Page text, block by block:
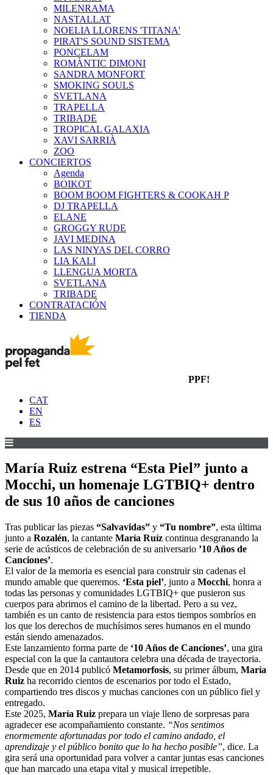
MILENRAMA
NASTALLAT
NOELIA LLORENS 'TITANA'
PIRAT'S SOUND SISTEMA
PONCELAM
ROMÀNTIC DIMONI
SANDRA MONFORT
SMOKING SOULS
SVETLANA
TRAPELLA
TRIBADE
TROPICAL GALAXIA
XAVI SARRIÀ
ZOO
CONCIERTOS
Agenda
BOIKOT
BOOM BOOM FIGHTERS & COOKAH P
DJ TRAPELLA
ELANE
GROGGY RUDE
JAVI MEDINA
LAS NINYAS DEL CORRO
LIA KALI
LLENGUA MORTA
SVETLANA
TRIBADE
CONTRATACIÓN
TIENDA
PPF!
CAT
EN
ES
María Ruiz estrena “Esta Piel” junto a
Mocchi, un homenaje LGTBIQ+ dentro
de sus 10 años de canciones
Tras publicar las piezas “Salvavidas” y “Tu nombre”, esta última
junto a Rozalén, la cantante María Ruíz continua desgranando la
serie de acústicos de celebración de su aniversario ’10 Años de
Canciones’.
El valor de la memoria es esencial para construir sin cadenas el
mundo amable que queremos. ‘Esta piel’, junto a Mocchi, honra a
todas las personas y comunidades LGTBIQ+ que pusieron sus
cuerpos para abrirnos el camino de la libertad. Pero a su vez,
también es un canto de resistencia para estos tiempos sombríos en
los que los derechos de muchísimos seres humanos en el mundo
están siendo amenazados.
Este lanzamiento forma parte de ‘10 Años de Canciones’, una gira
especial con la que la cantautora celebra una década de trayectoria.
Desde que en 2014 publicó Metamorfosis, su primer álbum, María
Ruiz ha recorrido cientos de escenarios por todo el Estado,
compartiendo tres discos y muchas canciones con un público fiel y
entregado.
Este 2025, María Ruiz prepara un viaje lleno de sorpresas para
agradecer ese acompañamiento constante. “Nos sentimos
enormemente afortunadas por todo el camino andado, el
aprendizaje y el público bonito que lo ha hecho posible”, dice. La
gira será una oportunidad para volver a cantar juntas esas canciones
que han marcado una etapa vital y musical irrepetible.